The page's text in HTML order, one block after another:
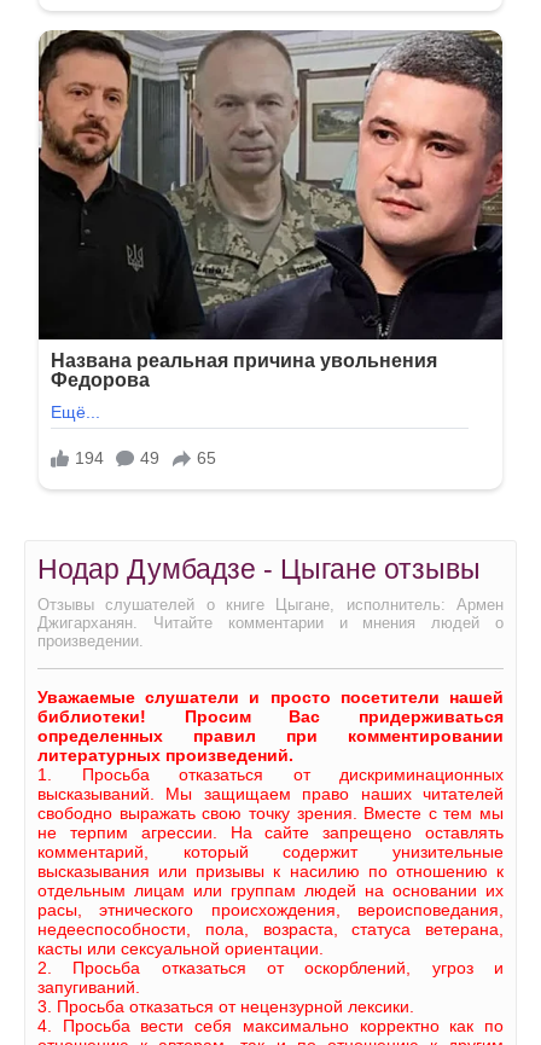
Нодар Думбадзе - Цыгане отзывы
Отзывы слушателей о книге Цыгане, исполнитель: Армен
Джигарханян. Читайте комментарии и мнения людей о
произведении.
Уважаемые слушатели и просто посетители нашей
библиотеки! Просим Вас придерживаться
определенных правил при комментировании
литературных произведений.
1. Просьба отказаться от дискриминационных
высказываний. Мы защищаем право наших читателей
свободно выражать свою точку зрения. Вместе с тем мы
не терпим агрессии. На сайте запрещено оставлять
комментарий, который содержит унизительные
высказывания или призывы к насилию по отношению к
отдельным лицам или группам людей на основании их
расы, этнического происхождения, вероисповедания,
недееспособности, пола, возраста, статуса ветерана,
касты или сексуальной ориентации.
2. Просьба отказаться от оскорблений, угроз и
запугиваний.
3. Просьба отказаться от нецензурной лексики.
4. Просьба вести себя максимально корректно как по